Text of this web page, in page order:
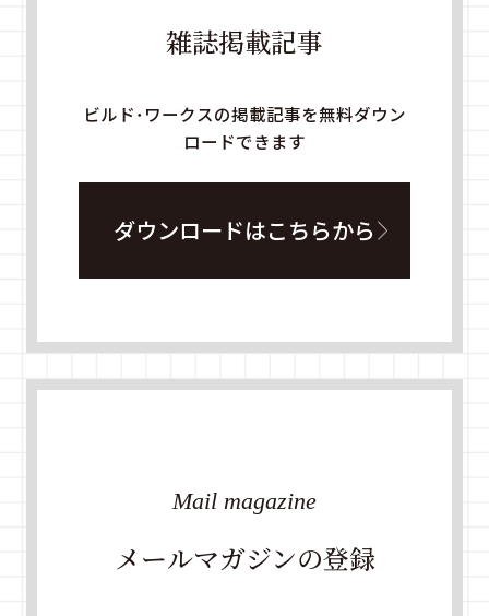
雑誌掲載記事
ビルド・ワークスの掲載記事を無料ダウン
ロードできます
ダウンロードはこちらから
メールマガジンの登録
Mail magazine